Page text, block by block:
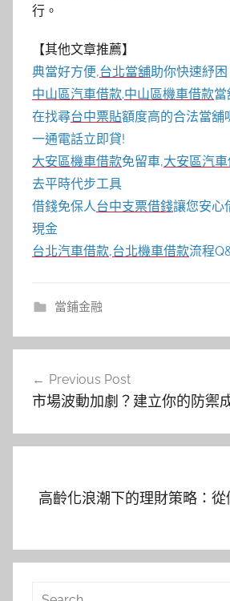
行。
【其他文章推薦】
典當好方便,台北當舖助你快速紓困
中山區汽車借款.中山區機車借款當
在找尋台中票貼額度高的合法當舖
一通電話立即貸!
大安區機車借款免留車,大安區汽
去平時代步工具
借錢免保人台中支票借錢讓您安心
現金
台北汽車借款,台北機車借款流程
當鋪金融
覽
Previous Post
市場波動加劇？建立你的防禦
高齡化浪潮下的理財策略：
Search